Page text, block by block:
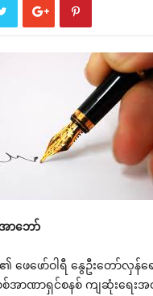
ာ‌ဘော်
၏ ‌ဖေ‌ဖော်ဝါရီ ‌နွေဦး‌တော်လှ
အာဏာရှင်စနစ် ကျဆုံး‌ရေး